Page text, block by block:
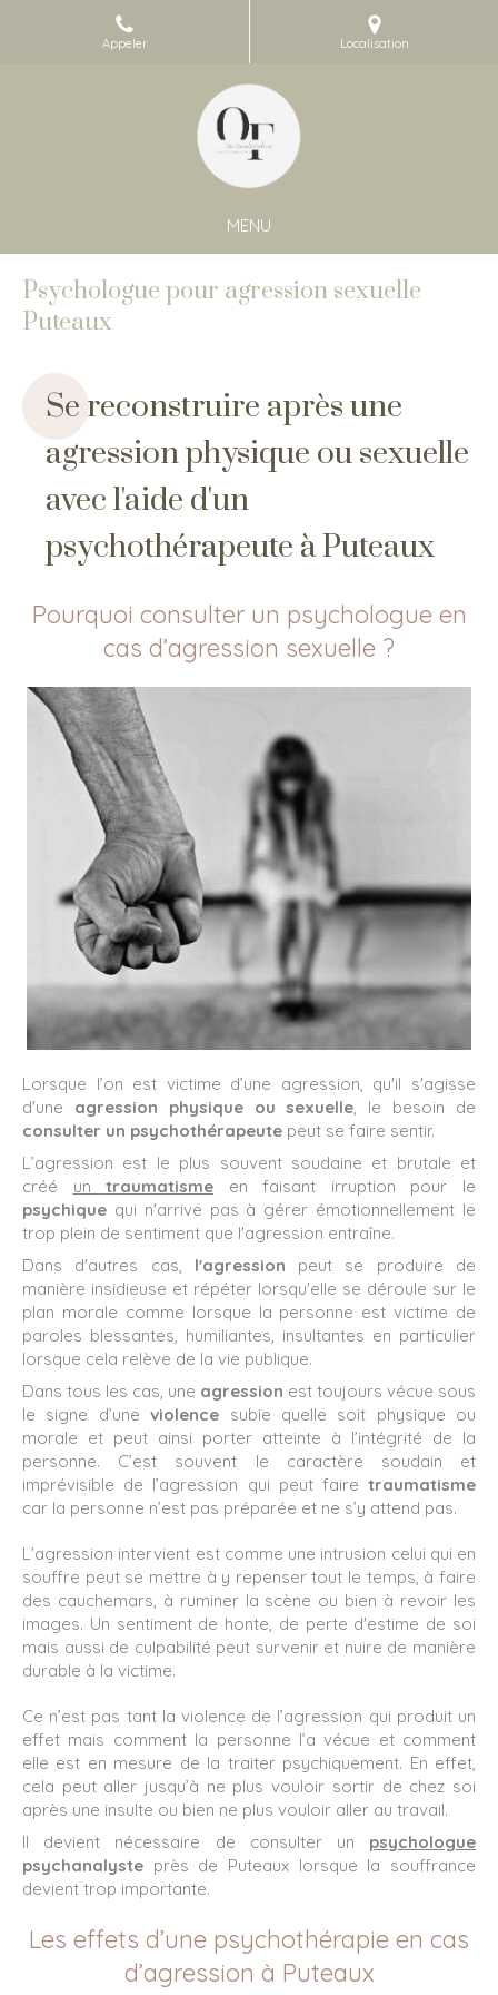
Appeler Localisation
MENU
Psychologue pour agression sexuelle
Puteaux
Se reconstruire après une
agression physique ou sexuelle
avec l'aide d'un
psychothérapeute à Puteaux
Pourquoi consulter un psychologue en
cas d’agression sexuelle ?
Lorsque l’on est victime d’une agression, qu'il s'agisse
d'une agression physique ou sexuelle, le besoin de
consulter un psychothérapeute peut se faire sentir.
L’agression est le plus souvent soudaine et brutale et
créé untraumatisme en faisant irruption pour le
psychique qui n'arrive pas à gérer émotionnellement le
trop plein de sentiment que l'agression entraîne.
Dans d'autres cas, l'agression peut se produire de
manière insidieuse et répéter lorsqu'elle se déroule sur le
plan morale comme lorsque la personne est victime de
paroles blessantes, humiliantes, insultantes en particulier
lorsque cela relève de la vie publique.
Dans tous les cas, une agression est toujours vécue sous
le signe d’uneviolence subie quelle soit physique ou
morale et peut ainsi porter atteinte à l’intégrité de la
personne. C’est souvent le caractère soudain et
imprévisible de l’agression qui peut faire traumatisme
car la personne n’est pas préparée et ne s’y attend pas.
L’agression intervient est comme une intrusion celui qui en
souffre peut se mettre à y repenser tout le temps, à faire
des cauchemars, à ruminer la scène ou bien à revoir les
images. Un sentiment de honte, de perte d'estime de soi
mais aussi de culpabilité peut survenir et nuire de manière
durable à la victime.
Ce n’est pas tant la violence de l’agression qui produit un
effet mais comment la personne l’a vécue et comment
elle est en mesure de la traiter psychiquement. En effet,
cela peut aller jusqu’à ne plus vouloir sortir de chez soi
après une insulte ou bien ne plus vouloir aller au travail.
Il devient nécessaire de consulter un psychologue
psychanalyste près de Puteaux lorsque la souffrance
devient trop importante.
Les effets d’une psychothérapie en cas
d’agression à Puteaux